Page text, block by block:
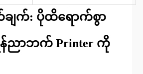
ျက်: ပိုထိရောက်စွာ
ာဘက် Printer ကို